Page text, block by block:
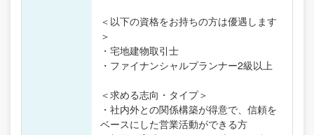
＜以下の資格をお持ちの方は優遇します
＞
・宅地建物取引士
・ファイナンシャルプランナー2級以上
＜求める志向・タイプ＞
・社内外との関係構築が得意で、信頼を
ベースにした営業活動ができる方